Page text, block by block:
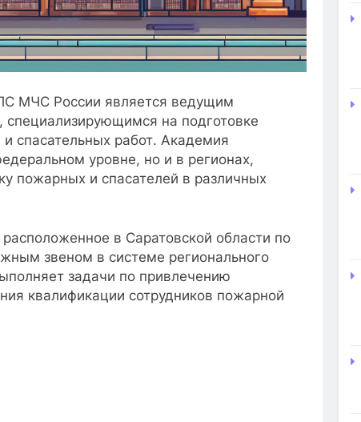
МЧС России является ведущим
на подготовке
спасательных работ. Академия
уровне, но и в регионах,
пожарных и спасателей в различных
в Саратовской области по
звеном в системе регионального
задачи по привлечению
квалификации сотрудников пожарной